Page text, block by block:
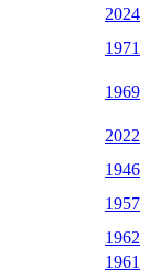
2024
1971
1969
2022
1946
1957
1962
1961